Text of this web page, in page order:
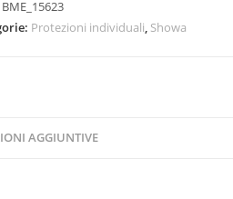
BME_15623
Protezioni individuali, Showa
AGGIUNTIVE